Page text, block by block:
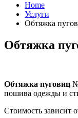
Home
Услуги
Обтяжка
Обтяжка
Обтяжка пуговиц
пошива одежды и
Стоимость зависит